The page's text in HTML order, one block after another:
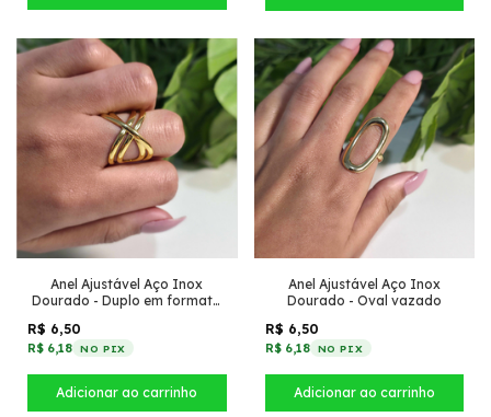
Anel Ajustável Aço Inox
Dourado - Duplo em formato
R$ 6,50
R$ 6,18 NO PIX
Anel Ajustável Aço Inox
Dourado - Oval vazado
R$ 6,50
R$ 6,18 NO PIX